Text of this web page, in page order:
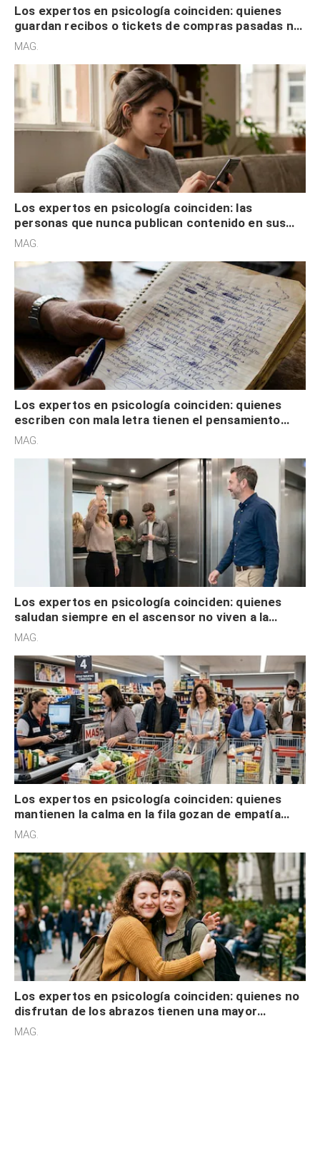
Los expertos en psicología coinciden: quienes
guardan recibos o tickets de compras pasadas no
son acumuladores, sino que tienen necesidad de
MAG.
Los expertos en psicología coinciden: las
personas que nunca publican contenido en sus
redes sociales no pretenden buscar validación
MAG.
Los expertos en psicología coinciden: quienes
escriben con mala letra tienen el pensamiento
acelerado y no lo hacen por desinterés
MAG.
Los expertos en psicología coinciden: quienes
saludan siempre en el ascensor no viven a la
defensiva y tienen apertura social
MAG.
Los expertos en psicología coinciden: quienes
mantienen la calma en la fila gozan de empatía
cognitiva, gratitud y no solo tienen autocontrol
MAG.
Los expertos en psicología coinciden: quienes no
disfrutan de los abrazos tienen una mayor
sensibilidad a los estímulos físicos y no es por
MAG.